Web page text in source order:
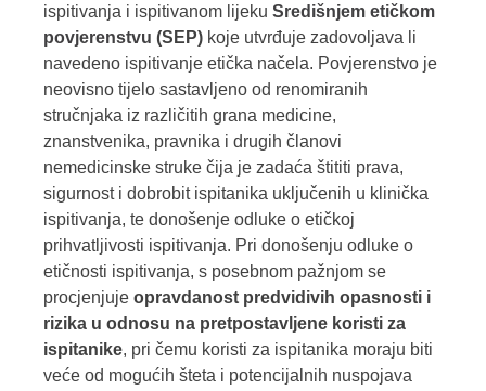
ispitivanja i ispitivanom lijeku Središnjem etičkom
povjerenstvu (SEP) koje utvrđuje zadovoljava li
navedeno ispitivanje etička načela. Povjerenstvo je
neovisno tijelo sastavljeno od renomiranih
stručnjaka iz različitih grana medicine,
znanstvenika, pravnika i drugih članovi
nemedicinske struke čija je zadaća štititi prava,
sigurnost i dobrobit ispitanika uključenih u klinička
ispitivanja, te donošenje odluke o etičkoj
prihvatljivosti ispitivanja. Pri donošenju odluke o
etičnosti ispitivanja, s posebnom pažnjom se
procjenjuje opravdanost predvidivih opasnosti i
rizika u odnosu na pretpostavljene koristi za
ispitanike, pri čemu koristi za ispitanika moraju biti
veće od mogućih šteta i potencijalnih nuspojava